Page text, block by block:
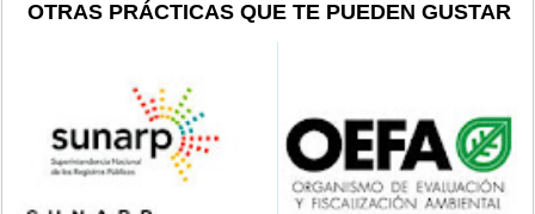
OTRAS PRÁCTICAS QUE TE PUEDEN GUSTAR